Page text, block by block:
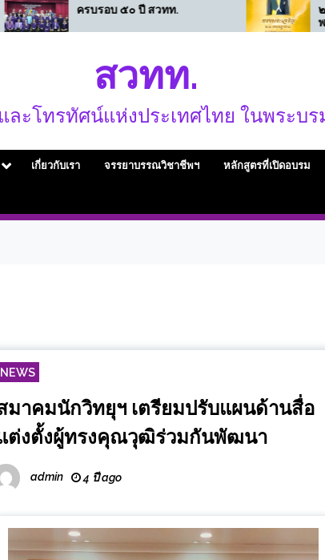
บ ๕๐ ปี สวทท.
๒๘ กรกฎาคมเนื่องใน
พระชนมพรรษาพระบ
สมเด็จพระเจ้าอยู่หัวขอ
สวทท.
ะโทรทัศน์แห่งประเทศไทย ในพระบ
เกี่ยวกับเรา จรรยาบรรณวิชาชีพฯ หลักสูตรที่เปิดอบรม
NEWS
มาคมนักวิทยุฯ เตรียมปรับแผนด้านสื่อ
ต่งตั้งผู้ทรงคุณวุฒิร่วมกันพัฒนา
admin 4 ปี ago